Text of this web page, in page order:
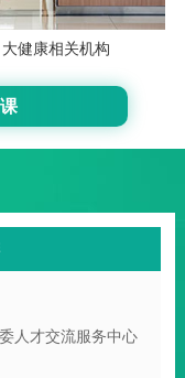
大健康相关机构
人才交流服务中心